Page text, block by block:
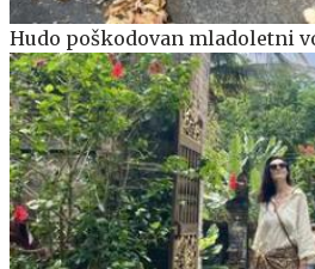
Hudo poškodovan mladoletni